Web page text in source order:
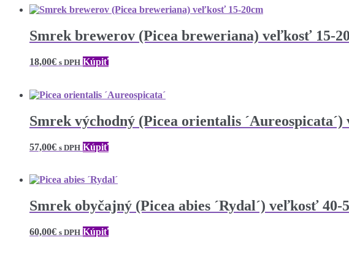
Smrek brewerov (Picea breweriana) veľkosť 15-
18,00€ s DPH Kúpiť
Smrek východný (Picea orientalis
57,00€ s DPH Kúpiť
Smrek obyčajný (Picea abies ´Rydal´) veľkosť 40-
60,00€ s DPH Kúpiť